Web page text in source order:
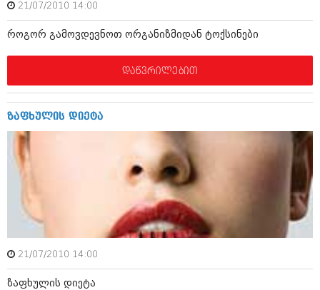
პოლიტიკა
ინტერვიუები
საზოგადოება
მოდი, ვილაპარაკოთ
მოდა + დიზაინი
სპორტი
კულინარია
მოდი, ვილაპარაკოთ
მედიცინა
სპორტი
ბელადები
ბიზნესსიახლეები
21/07/2010 14:00
როგორ გამოვდევნოთ ორგანიზმიდან ტოქსინები
დაწვრილებით
ზაფხულის დიეტა
21/07/2010 14:00
ზაფხულის დიეტა